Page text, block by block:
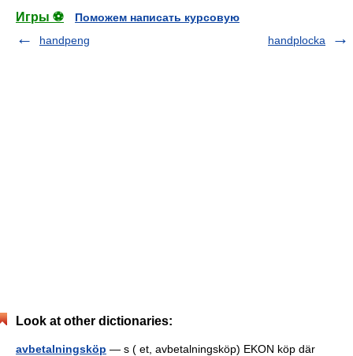
Игры ⚽
Поможем написать курсовую
handpeng
handplocka
Look at other dictionaries:
avbetalningsköp — s ( et, avbetalningsköp) EKON köp där